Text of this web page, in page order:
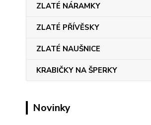
ZLATÉ NÁRAMKY
ZLATÉ PŘÍVĚSKY
ZLATÉ NAUŠNICE
KRABIČKY NA ŠPERKY
Novinky